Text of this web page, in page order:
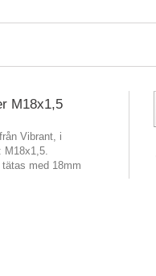
M18x1,5
Vibrant, i
M18x1,5.
med 18mm